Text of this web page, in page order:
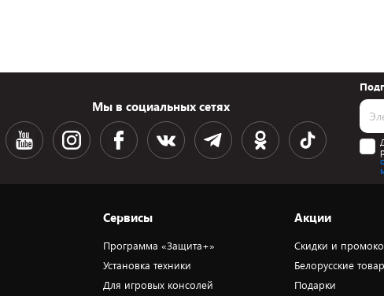
Мы в социальных сетях
Сервисы
Программа «Защита+»
Установка техники
Для игровых консолей
Акции
Скидки и
Белорусские
Подарки